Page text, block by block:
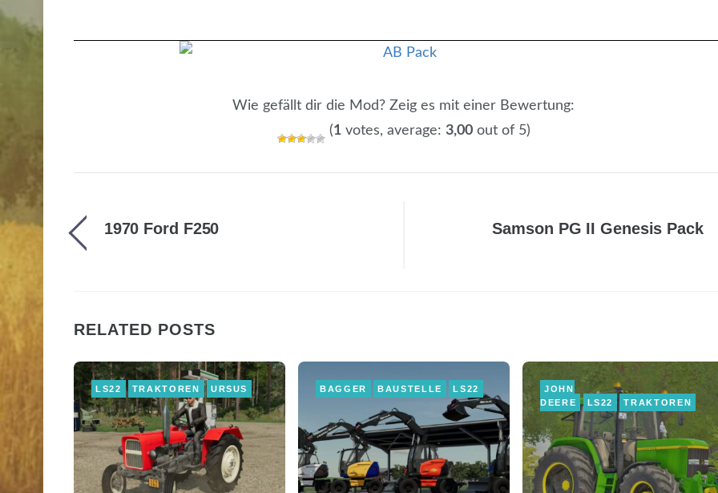
Wie gefällt dir die Mod? Zeig es mit einer Bewertung:
(1votes, average: 3,00out of 5)
1970 Ford F250 Samson PG II Genesis Pack
RELATED POSTS
LS22 TRAKTOREN URSUS BAGGER BAUSTELLE LS22
JOHN
DEERE
LS22 TRAKTOREN